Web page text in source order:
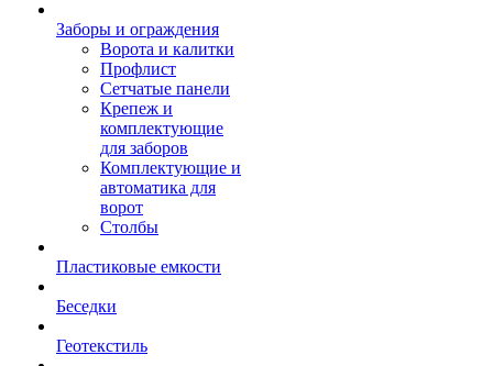
Заборы и ограждения
Ворота и калитки
Профлист
Сетчатые панели
Крепеж и
комплектующие
для заборов
Комплектующие и
автоматика для
ворот
Столбы
Пластиковые емкости
Беседки
Геотекстиль